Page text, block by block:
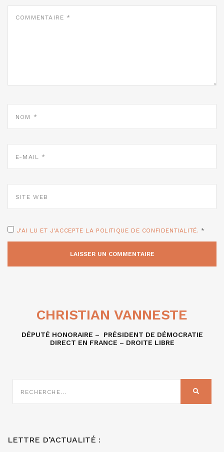
MAIL
WEB
J'AI LU ET J'ACCEPTE LA POLITIQUE DE CONFIDENTIALITÉ. *
CHRISTIAN VANNESTE
DÉPUTÉ HONORAIRE – PRÉSIDENT DE DÉMOCRATIE
DIRECT EN FRANCE – DROITE LIBRE
SUR
LETTRE D’ACTUALITÉ :